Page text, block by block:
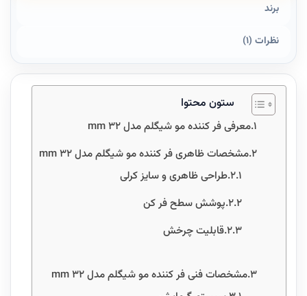
برند
نظرات (1)
ستون محتوا
معرفی فر کننده مو شیگلم مدل 32 mm
مشخصات ظاهری فر کننده مو شیگلم مدل 32 mm
طراحی ظاهری و سایز کرلی
پوشش سطح فر کن
قابلیت چرخش
مشخصات فنی فر کننده مو شیگلم مدل 32 mm